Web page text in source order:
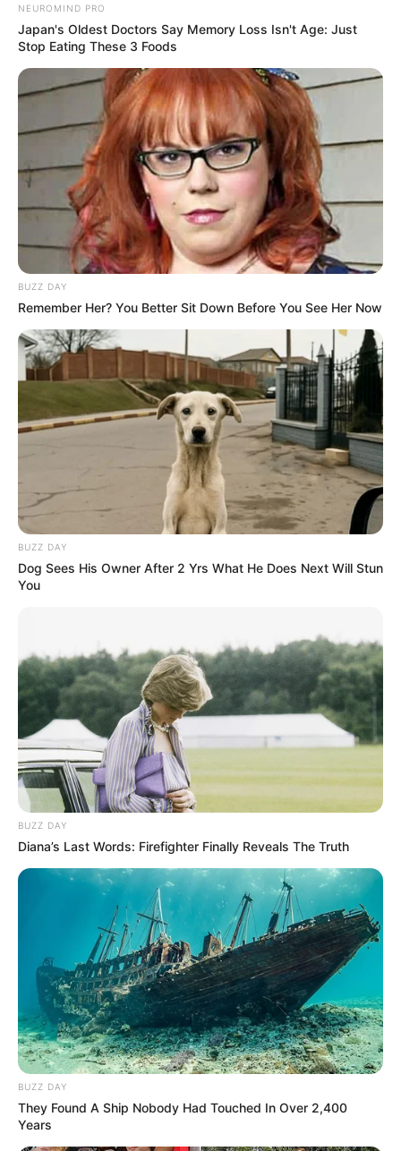
NEUROMIND PRO
Japan's Oldest Doctors Say Memory Loss Isn't Age: Just
Stop Eating These 3 Foods
BUZZ DAY
Remember Her? You Better Sit Down Before You See Her Now
BUZZ DAY
Dog Sees His Owner After 2 Yrs What He Does Next Will Stun
You
BUZZ DAY
Diana’s Last Words: Firefighter Finally Reveals The Truth
BUZZ DAY
They Found A Ship Nobody Had Touched In Over 2,400
Years